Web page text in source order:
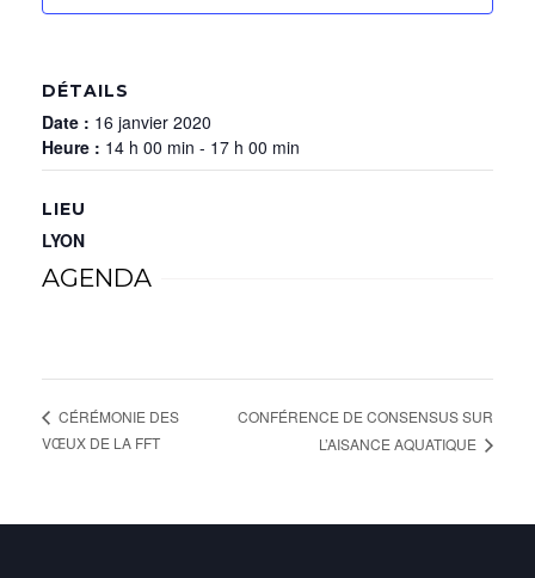
DÉTAILS
Date : 16 janvier 2020
Heure : 14 h 00 min - 17 h 00 min
LIEU
LYON
AGENDA
CÉRÉMONIE DES
VŒUX DE LA FFT
CONFÉRENCE DE CONSENSUS SUR
L’AISANCE AQUATIQUE